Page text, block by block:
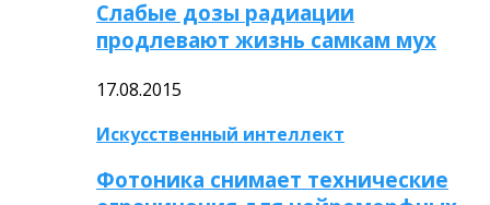
Слабые дозы радиации
продлевают жизнь самкам мух
17.08.2015
Искусственный интеллект
Фотоника снимает технические